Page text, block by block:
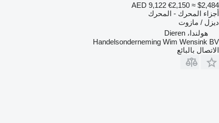
AED 9,122 €2,150 ≈ $2,484
أجزاء المحرك - المحرك
ديزل / مازوت
هولندا، Dieren
Handelsonderneming Wim Wensink BV
الاتصال بالبائع